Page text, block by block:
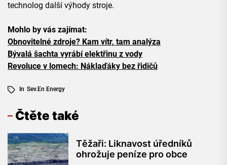
technolog další výhody stroje.
Mohlo by vás zajímat:
Obnovitelné zdroje? Kam vítr, tam analýza
Bývalá šachta vyrábí elektřinu z vody
Revoluce v lomech: Náklaďáky bez řidičů
In Sev.en Energy
Čtěte také
Těžaři: Liknavost úředníků
ohrožuje peníze pro obce